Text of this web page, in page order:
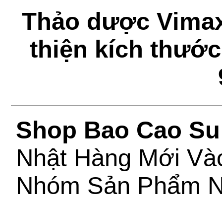
Thảo dược
thiện kích thước
Shop Bao Cao
Nhật Hàng Mới
Nhóm Sản Phẩm